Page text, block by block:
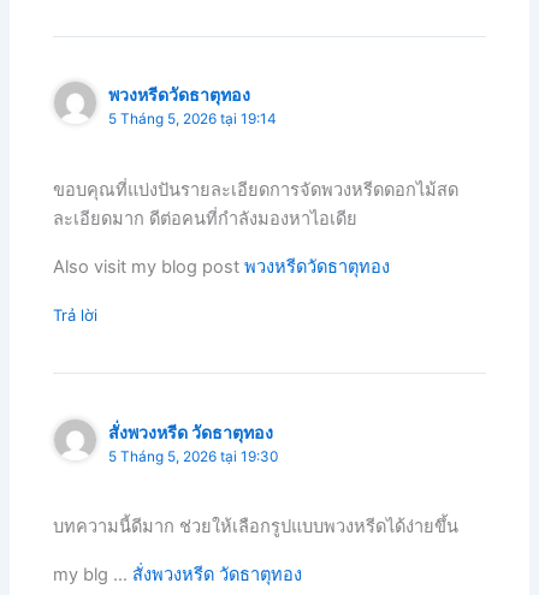
พวงหรีดวัดธาตุทอง
5 Tháng 5, 2026 tại 19:14
ขอบคุณที่แบ่งปันรายละเอียดการจัดพวงหรีดดอกไม้สด
ละเอียดมาก ดีต่อคนที่กำลังมองหาไอเดีย
Also visit my blog postพวงหรีดวัดธาตุทอง
Trả lời
สั่งพวงหรีด วัดธาตุทอง
5 Tháng 5, 2026 tại 19:30
บทความนี้ดีมาก ช่วยให้เลือกรูปแบบพวงหรีดได้ง่ายขึ้น
my blg … สั่งพวงหรีด วัดธาตุทอง